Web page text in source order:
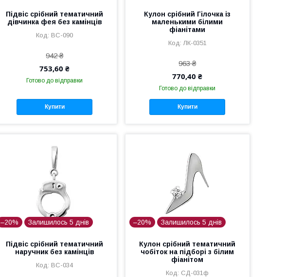
Підвіс срібний тематичний
дівчинка фея без камінців
ВС-090
942 ₴
753,60 ₴
Готово до відправки
Купити
Кулон срібний Гілочка із
маленькими білими
фіанітами
ЛК-0351
963 ₴
770,40 ₴
Готово до відправки
Купити
–20% Залишилось 5 днів
Підвіс срібний тематичний
наручник без камінців
ВС-034
–20% Залишилось 5 днів
Кулон срібний тематичний
чобіток на підборі з білим
фіанітом
СД-031ф